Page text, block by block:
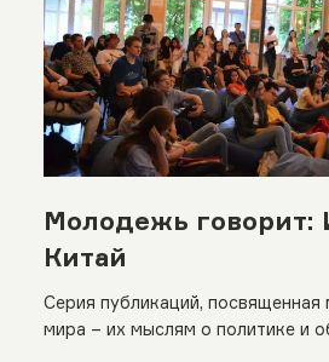
Молодежь говорит:
Китай
Серия публикаций,
мира – их мыслям о политике и